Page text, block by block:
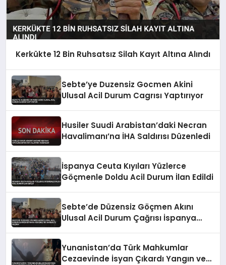
Kerkükte 12 Bin Ruhsatsız Silah Kayıt Altına Alındı
Sebte’ye Duzensiz Gocmen Akini
Ulusal Acil Durum Cagrısı Yaptırıyor
Husiler Suudi Arabistan’daki Necran
Havalimanı’na İHA Saldırısı Düzenledi
İspanya Ceuta Kıyıları Yüzlerce
Göçmenle Doldu Acil Durum İlan Edildi
Sebte’de Düzensiz Göçmen Akını
Ulusal Acil Durum Çağrısı İspanya
Yunanistan’da Türk Mahkumlar
Cezaevinde İsyan Çıkardı Yangın ve